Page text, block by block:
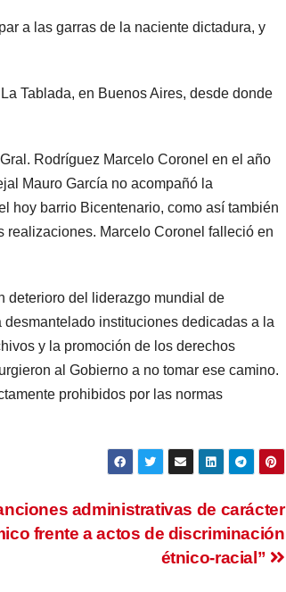
a las garras de la naciente dictadura, y
Tablada, en Buenos Aires, desde donde
Rodríguez Marcelo Coronel en el año
Mauro García no acompañó la
hoy barrio Bicentenario, como así también
realizaciones. Marcelo Coronel falleció en
deterioro del liderazgo mundial de
instituciones dedicadas a la
y la promoción de los derechos
al Gobierno a no tomar ese camino.
prohibidos por las normas
administrativas de carácter
frente a actos de discriminación
étnico-racial”